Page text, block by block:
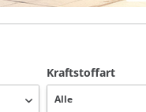
Kraftstoffart